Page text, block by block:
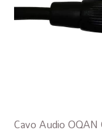
Cavo Audio